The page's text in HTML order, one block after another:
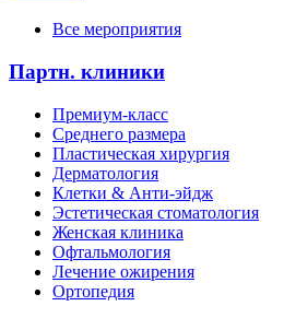
Все мероприятия
Партн. клиники
Премиум-класс
Среднего размера
Пластическая хирургия
Дерматология
Клетки & Анти-эйдж
Эстетическая стоматология
Женская клиника
Офтальмология
Лечение ожирения
Ортопедия